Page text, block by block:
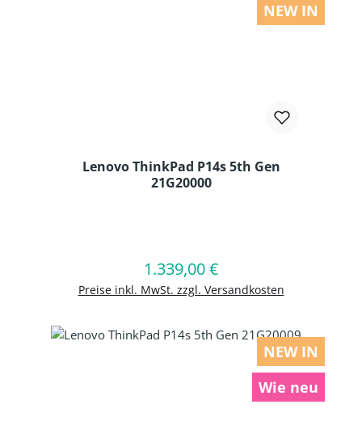
NEW IN
Lenovo ThinkPad P14s 5th Gen
21G20000
Regulärer Preis:
1.339,00 €
Preise inkl. MwSt. zzgl. Versandkosten
In den Warenkorb
NEW IN
Wie neu